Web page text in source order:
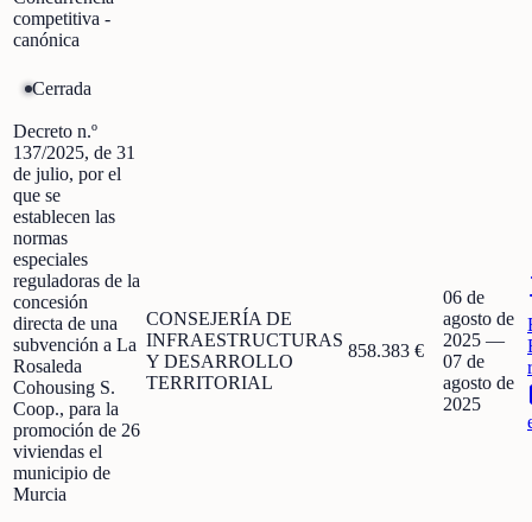
competitiva -
canónica
Cerrada
Decreto n.º
137/2025, de 31
de julio, por el
que se
establecen las
normas
especiales
reguladoras de la
concesión
directa de una
subvención a La
Rosaleda
Cohousing S.
Coop., para la
promoción de 26
viviendas el
municipio de
Murcia
CONSEJERÍA DE
INFRAESTRUCTURAS
Y DESARROLLO
TERRITORIAL
858.383 €
06 de
agosto de
2025 —
07 de
agosto de
2025